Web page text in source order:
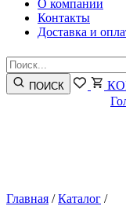
О компании
Контакты
Доставка и
ПОИСК
Главная /Каталог /